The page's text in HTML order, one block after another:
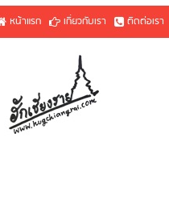
หน้าแรก เกี่ยวกับเรา ติดต่อเรา